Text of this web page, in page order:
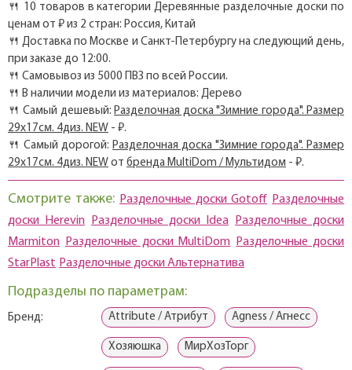
🍴 10 товаров в категории Деревянные разделочные доски по
ценам от ₽ из 2 стран: Россия, Китай
🍴 Доставка по Москве и Санкт-Петербургу на следующий день,
при заказе до 12:00.
🍴 Самовывоз из 5000 ПВЗ по всей России.
🍴 В наличии модели из материалов: Дерево
🍴 Самый дешевый: Разделочная доска "Зимние города". Размер
29х17см. 4диз. NEW - ₽.
🍴 Самый дорогой: Разделочная доска "Зимние города". Размер
29х17см. 4диз. NEW от бренда MultiDom / Мультидом - ₽.
Смотрите также: Разделочные доски Gotoff Разделочные
доски Herevin Разделочные доски Idea Разделочные доски
Marmiton Разделочные доски MultiDom Разделочные доски
StarPlast Разделочные доски Альтернатива
Подразделы по параметрам:
Бренд: Attribute / Атрибут Agness / Агнесс
Хозяюшка МирХозТорг